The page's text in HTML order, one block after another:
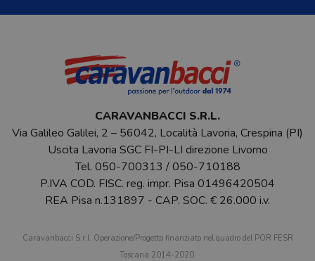
CARAVANBACCI S.R.L.
Via Galileo Galilei, 2 – 56042, Località Lavoria, Crespina (PI)
Uscita Lavoria SGC FI-PI-LI direzione Livorno
Tel. 050-700313 /050-710188
P.IVA COD. FISC. reg. impr. Pisa 01496420504
REA Pisa n.131897 - CAP. SOC. € 26.000 i.v.
Caravanbacci S.r.l. Operazione/Progetto finanziato nel quadro del POR FESR
Toscana 2014-2020.